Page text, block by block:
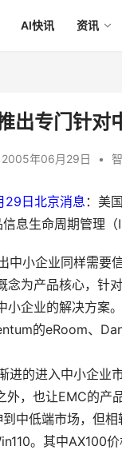
AI快讯 资讯
出专门针对
2005年06月29日 •
日北京消息 ：美
信息生命周期管理
小企业同样需要
念为产品核心，针
小企业的解决方案
的eRoom、
的进入中小企业
，也让EMC的产
中低端市场，但
。其中AX100